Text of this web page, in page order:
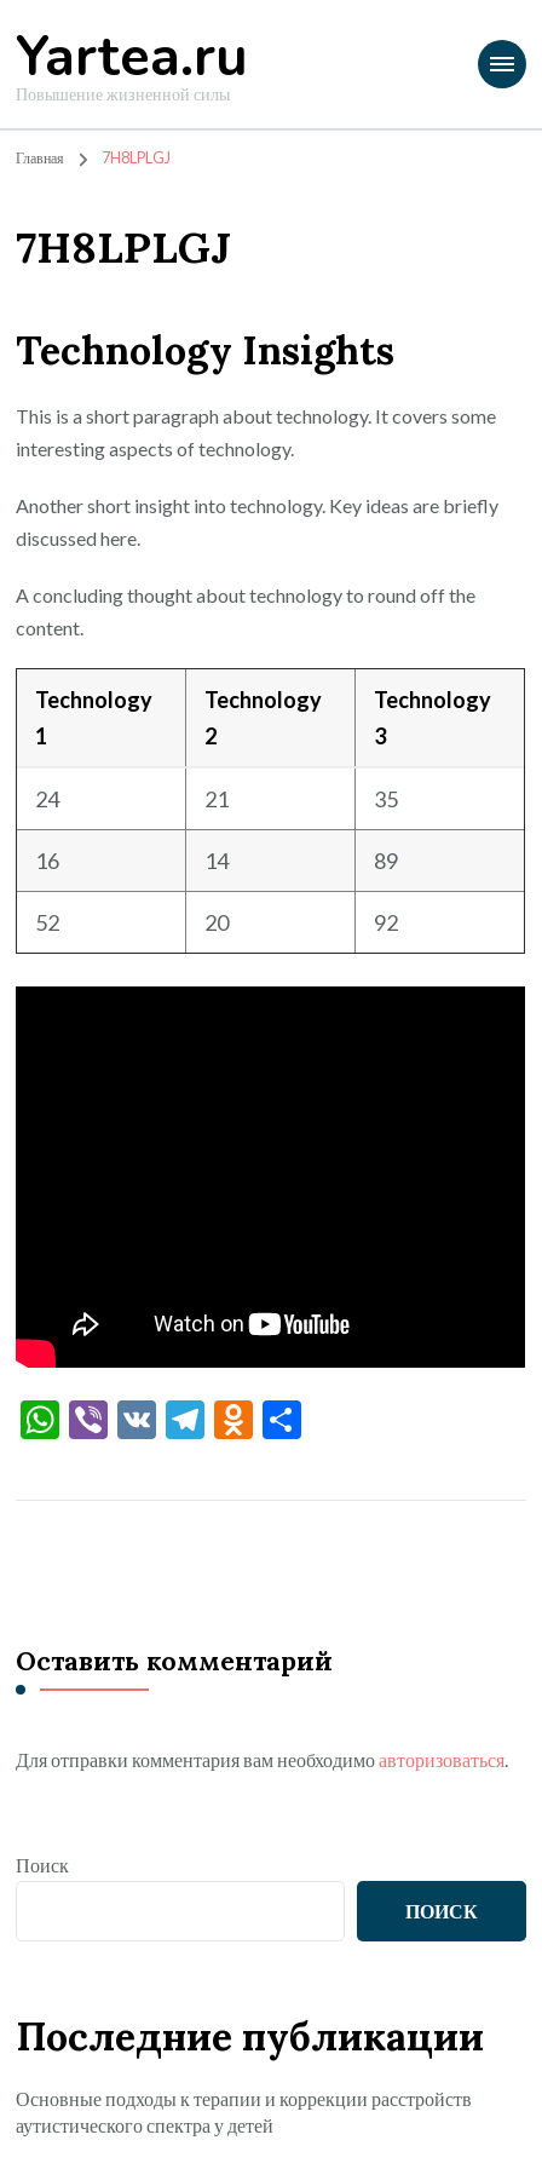
Yartea.ru
Повышение жизненной силы
Главная 7H8LPLGJ
7H8LPLGJ
Technology Insights
This is a short paragraph about technology. It covers some
interesting aspects of technology.
Another short insight into technology. Key ideas are briefly
discussed here.
A concluding thought about technology to round off the
content.
Technology
1
Technology
2
Technology
3
24 21 35
16 14 89
52 20 92
WhatsApp
Viber
VK Telegram
Odnoklassniki
Оставить комментарий
Для отправки комментария вам необходимоавторизоваться.
Поиск
ПОИСК
Последние публикации
Основные подходы к терапии и коррекции расстройств
аутистического спектра у детей